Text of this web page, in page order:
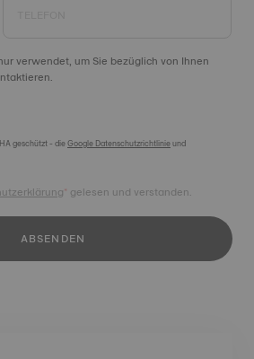
verwendet, um Sie bezüglich von Ihnen
geschützt - dieGoogle Datenschutzrichtlinieund
* gelesen und verstanden.
ABSENDEN